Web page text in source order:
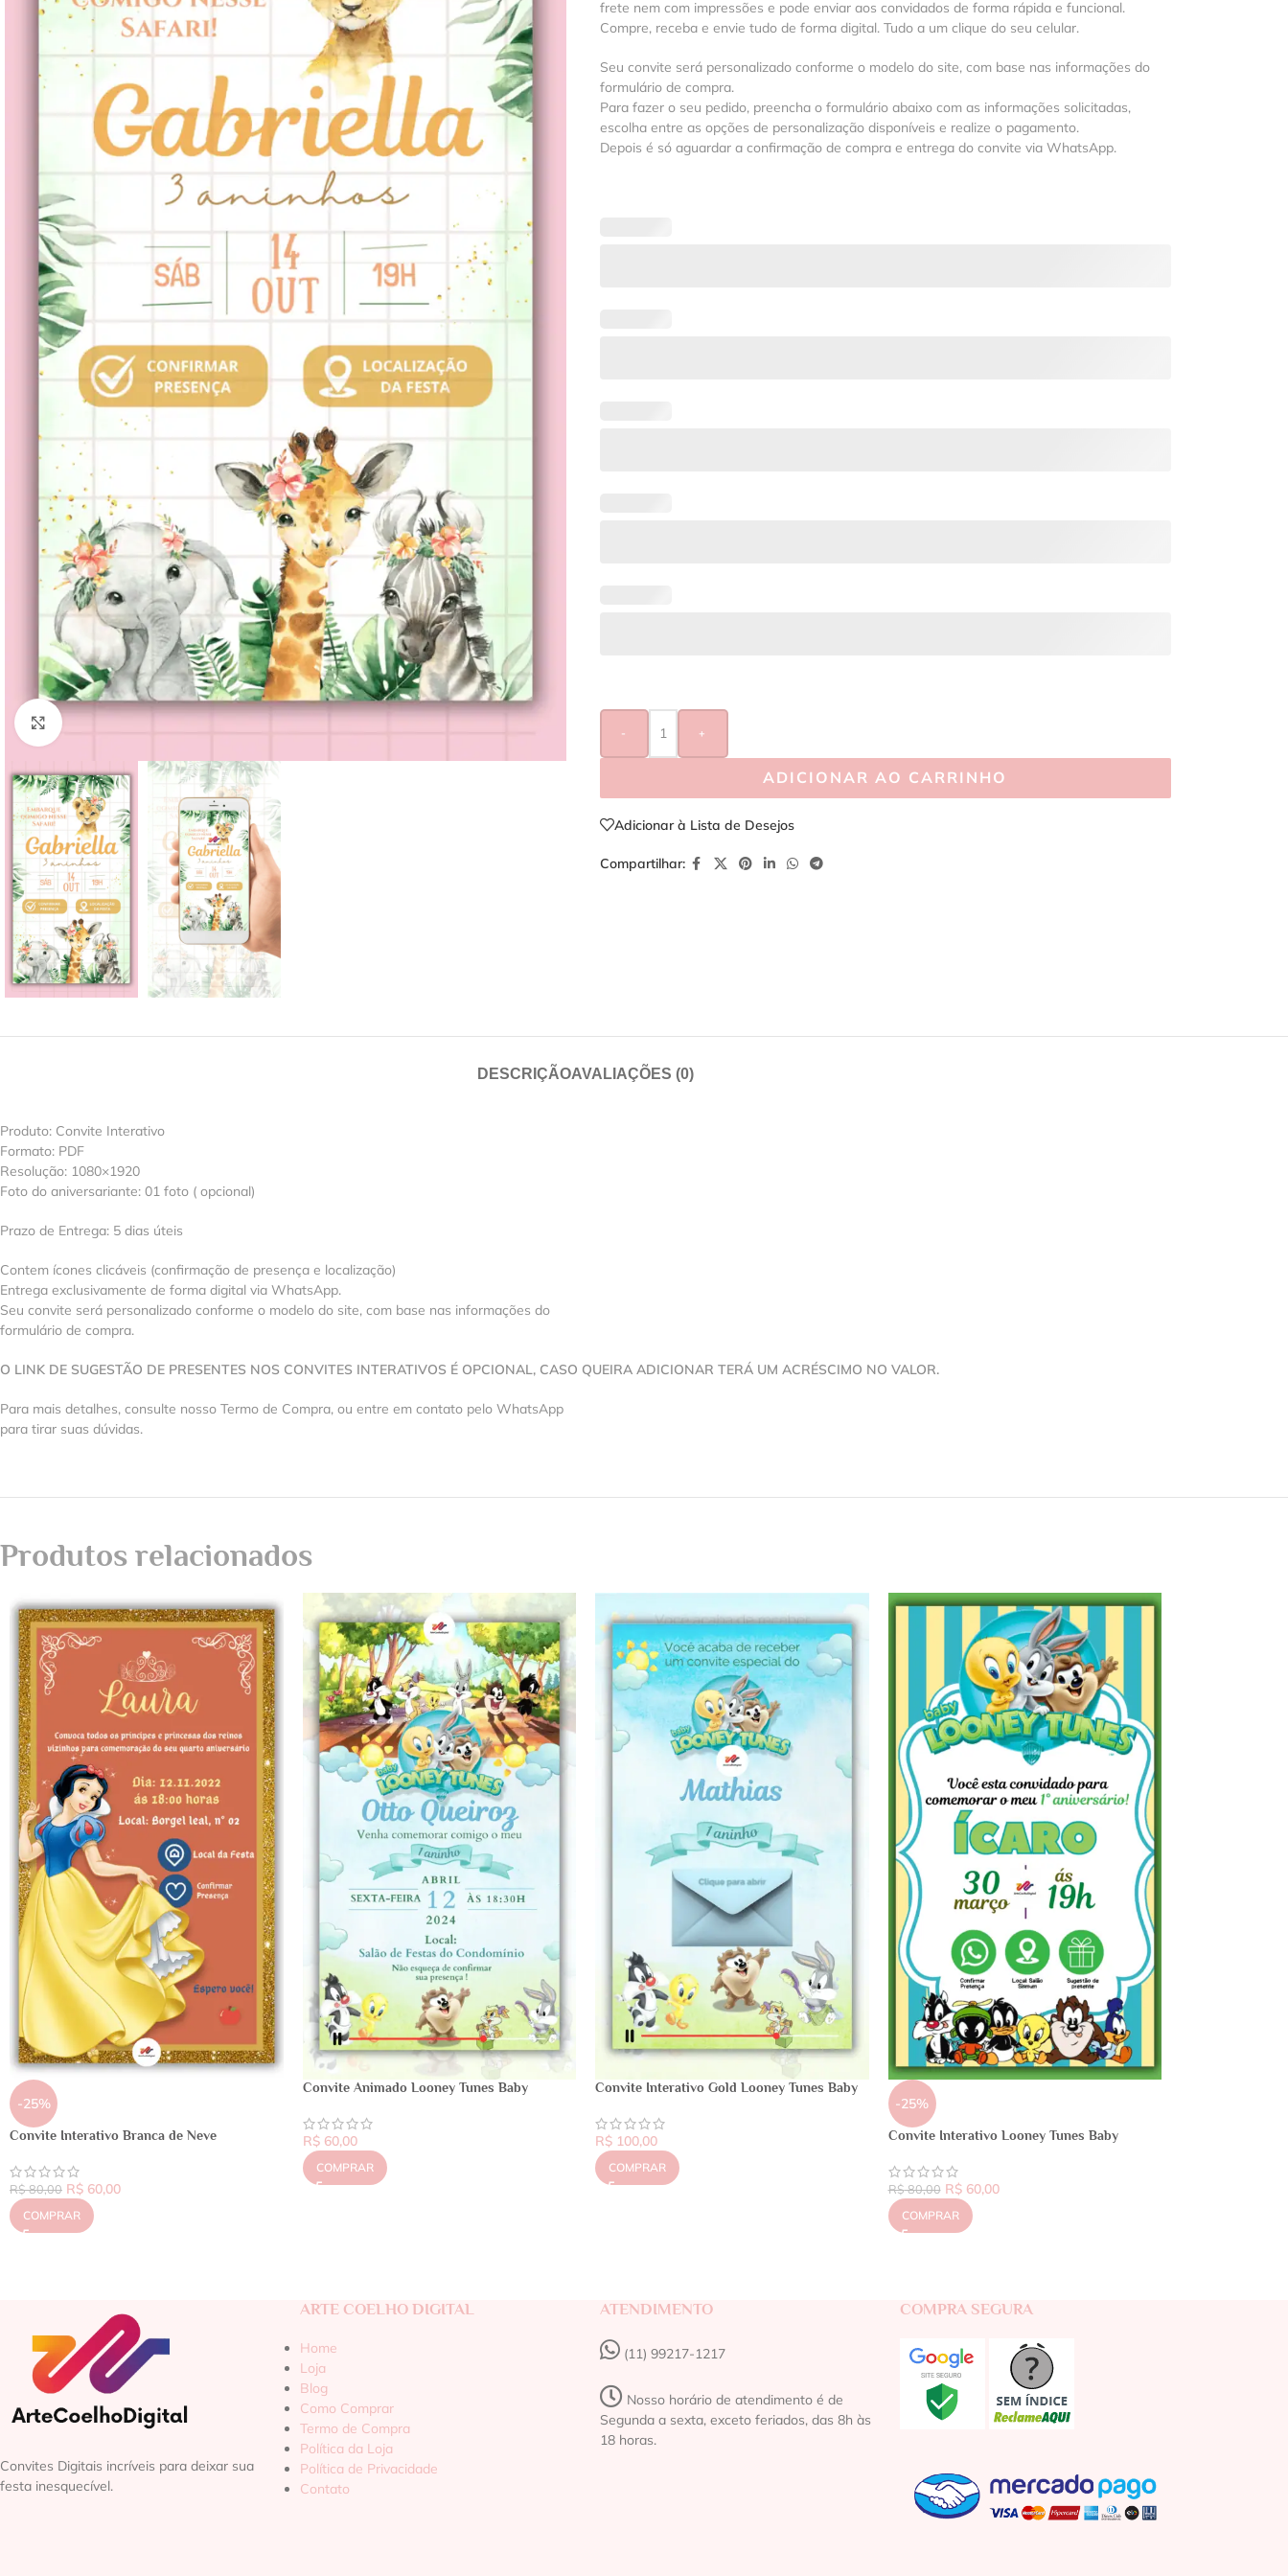
frete nem com impressões e pode enviar aos convidados de forma rápida e funcional.
Compre, receba e envie tudo de forma digital. Tudo a um clique do seu celular.
Seu convite será personalizado conforme o modelo do site, com base nas informações do
formulário de compra.
Para fazer o seu pedido, preencha o formulário abaixo com as informações solicitadas,
escolha entre as opções de personalização disponíveis e realize o pagamento.
Depois é só aguardar a confirmação de compra e entrega do convite via WhatsApp.
- +
ADICIONAR AO CARRINHO
Adicionar à Lista de Desejos
Compartilhar:
DESCRIÇÃOAVALIAÇÕES (0)
Produto: Convite Interativo
Formato: PDF
Resolução: 1080×1920
Foto do aniversariante: 01 foto ( opcional)
Prazo de Entrega: 5 dias úteis
Contem ícones clicáveis (confirmação de presença e localização)
Entrega exclusivamente de forma digital via WhatsApp.
Seu convite será personalizado conforme o modelo do site, com base nas informações do
formulário de compra.
O LINK DE SUGESTÃO DE PRESENTES NOS CONVITES INTERATIVOS É OPCIONAL, CASO QUEIRA ADICIONAR TERÁ UM ACRÉSCIMO NO VALOR.
Para mais detalhes, consulte nosso Termo de Compra, ou entre em contato pelo WhatsApp
para tirar suas dúvidas.
Produtos relacionados
-25%
Convite Interativo Branca de Neve
R$80,00 R$ 60,00
COMPRAR
Convite Animado Looney Tunes Baby
R$60,00
COMPRAR
Convite Interativo Gold Looney Tunes Baby
R$ 100,00
COMPRAR
-25%
Convite Interativo Looney Tunes Baby
R$80,00 R$60,00
COMPRAR
Convites Digitais incríveis para deixar sua
festa inesquecível.
ARTE COELHO DIGITAL
Home
Loja
Blog
Como Comprar
Termo de Compra
Política da Loja
Política de Privacidade
Contato
ATENDIMENTO
(11) 99217-1217‬
Nosso horário de atendimento é de
Segunda a sexta, exceto feriados, das 8h às
18 horas.
COMPRA SEGURA